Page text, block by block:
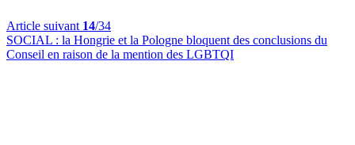
Article suivant 14/34
SOCIAL : la Hongrie et la Pologne bloquent des conclusions du
Conseil en raison de la mention des LGBTQI